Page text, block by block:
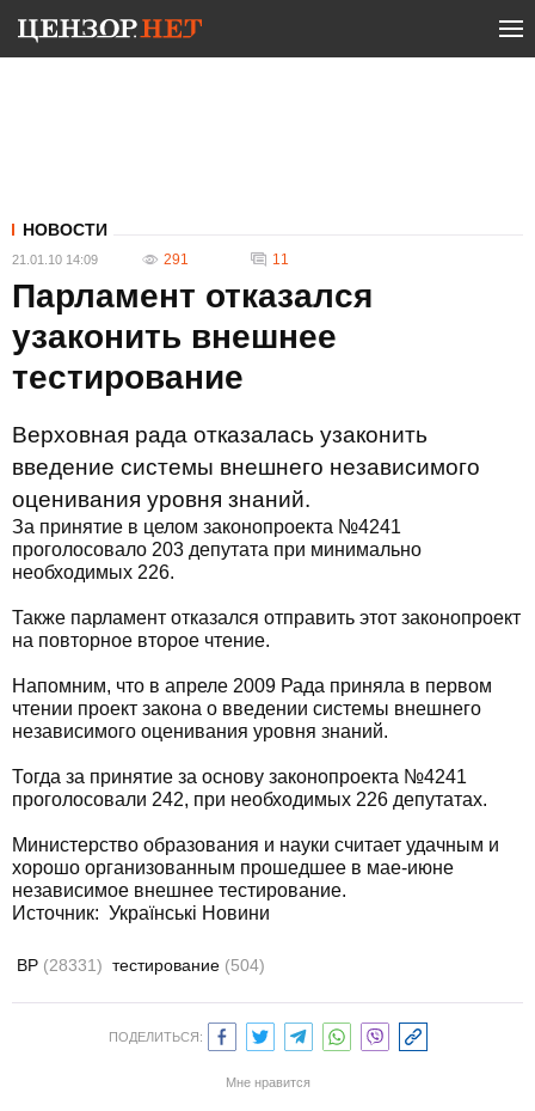
НОВОСТИ
21.01.10 14:09 291 11
Парламент отказался
узаконить внешнее
тестирование
Верховная рада отказалась узаконить
введение системы внешнего независимого
оценивания уровня знаний.
За принятие в целом законопроекта №4241
проголосовало 203 депутата при минимально
необходимых 226.
Также парламент отказался отправить этот законопроект
на повторное второе чтение.
Напомним, что в апреле 2009 Рада приняла в первом
чтении проект закона о введении системы внешнего
независимого оценивания уровня знаний.
Тогда за принятие за основу законопроекта №4241
проголосовали 242, при необходимых 226 депутатах.
Министерство образования и науки считает удачным и
хорошо организованным прошедшее в мае-июне
независимое внешнее тестирование.
Источник: Українські Новини
ВР (28331) тестирование (504)
ПОДЕЛИТЬСЯ:
Мне нравится